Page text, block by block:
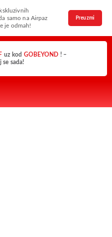
samo na Airpaz
je odmah!
Preuzmi
uz kod GOBEYOND ! –
se sada!